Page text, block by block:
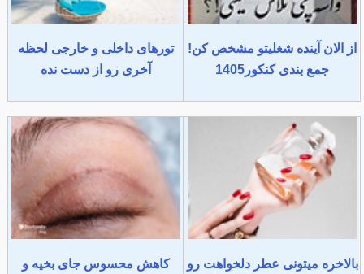
از الان آینده شغلیتو مشخص کن!
جمع بندی کنکور1405
تورهای داخلی و خارجی لحظه
آخری رو از دست نده
بالاخره میتونی عطر دلخواهت رو
کاهش محسوس جای بخیه و